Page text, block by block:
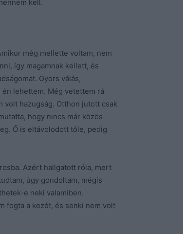
kell.
még mellette voltam, nem
így magamnak kellett, és
Gyors válás,
lehettem. Még vetettem rá
volt hazugság. Otthon jutott csak
hogy nincs már közös
Ő is eltávolodott tőle, pedig
Azért hallgatott róla, mert
úgy gondoltam, mégis
e neki valamiben.
fogta a kezét, és senki nem volt